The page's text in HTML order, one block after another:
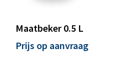
Maatbeker 0.5 L
Prijs op aanvraag